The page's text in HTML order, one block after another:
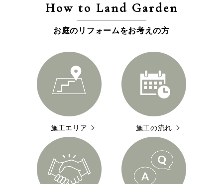
How to Land Garden
お庭のリフォームをお考えの方
施工エリア 施工の流れ